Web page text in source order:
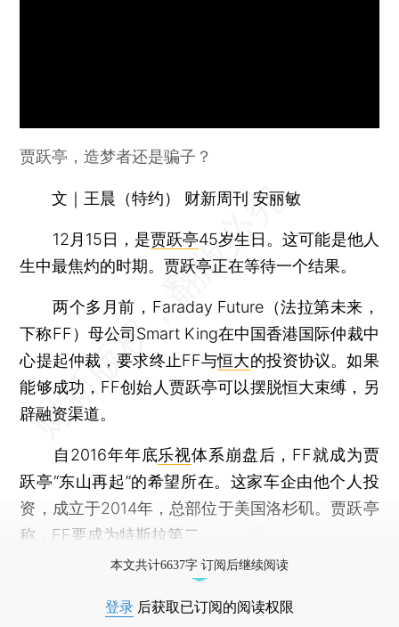
贾跃亭，造梦者还是骗子？
文｜王晨（特约） 财新周刊 安丽敏
12月15日，是贾跃亭45岁生日。这可能是他人
生中最焦灼的时期。贾跃亭正在等待一个结果。
两个多月前，Faraday Future（法拉第未来，
下称FF）母公司Smart King在中国香港国际仲裁中
心提起仲裁，要求终止FF与恒大的投资协议。如果
能够成功，FF创始人贾跃亭可以摆脱恒大束缚，另
辟融资渠道。
自2016年年底乐视体系崩盘后，FF就成为贾
跃亭“东山再起”的希望所在。这家车企由他个人投
资，成立于2014年，总部位于美国洛杉矶。贾跃亭
称，FF要成为特斯拉第二。
本文共计6637字 订阅后继续阅读
登录 后获取已订阅的阅读权限